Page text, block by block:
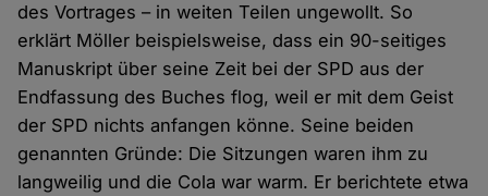
des Vortrages – in weiten Teilen ungewollt. So
erklärt Möller beispielsweise, dass ein 90-seitiges
Manuskript über seine Zeit bei der SPD aus der
Endfassung des Buches flog, weil er mit dem Geist
der SPD nichts anfangen könne. Seine beiden
genannten Gründe: Die Sitzungen waren ihm zu
langweilig und die Cola war warm. Er berichtete etwa